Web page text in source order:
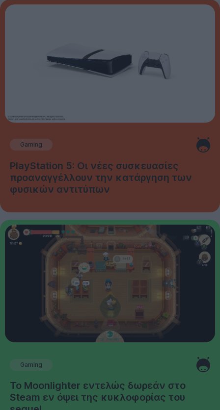
Gaming
PlayStation 5: Οι νέες συσκευασίες
προαναγγέλλουν την κατάργηση των
φυσικών αντιτύπων
Gaming
Το Moonlighter εντελώς δωρεάν στο
Steam εν όψει της κυκλοφορίας του